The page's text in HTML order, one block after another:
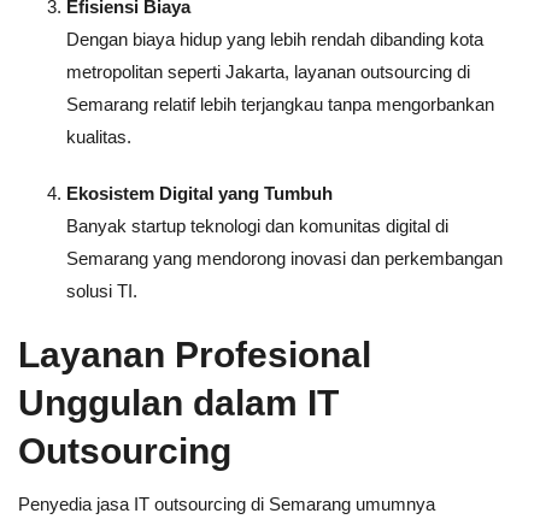
Efisiensi Biaya
Dengan biaya hidup yang lebih rendah dibanding kota
metropolitan seperti Jakarta, layanan outsourcing di
Semarang relatif lebih terjangkau tanpa mengorbankan
kualitas.
Ekosistem Digital yang Tumbuh
Banyak startup teknologi dan komunitas digital di
Semarang yang mendorong inovasi dan perkembangan
solusi TI.
Layanan Profesional
Unggulan dalam IT
Outsourcing
Penyedia jasa IT outsourcing di Semarang umumnya